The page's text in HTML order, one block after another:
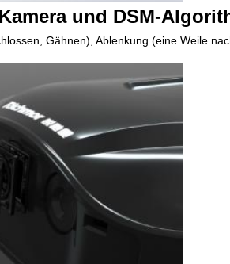
und DSM-
Gähnen), Ablenkung (eine Weile